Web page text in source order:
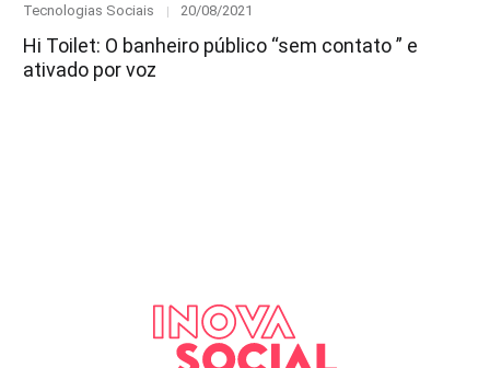
Category
Tecnologias Sociais
Posted
20/08/2021
Hi Toilet: O banheiro público “sem contato ” e
ativado por voz